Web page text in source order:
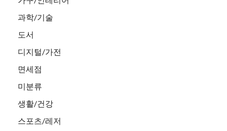
과학/기술
도서
디지털/가전
면세점
미분류
생활/건강
스포츠/레저